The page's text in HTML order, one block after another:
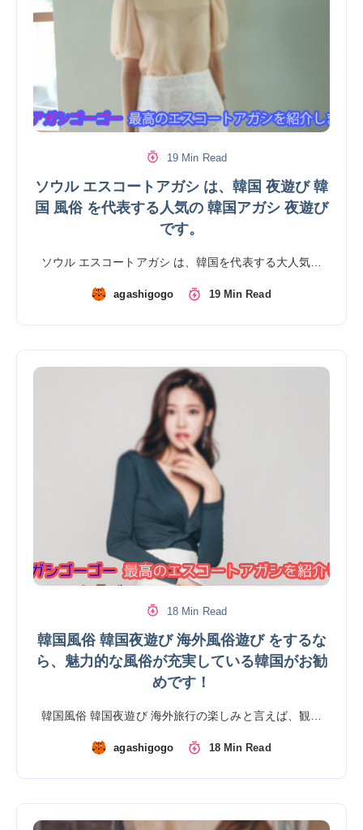
19 Min Read
ソウル エスコートアガシ は、韓国 夜遊び 韓
国 風俗 を代表する人気の 韓国アガシ 夜遊び
です。
ソウル エスコートアガシ は、韓国を代表する大人気…
agashigogo 19 Min Read
18 Min Read
韓国風俗 韓国夜遊び 海外風俗遊び をするな
ら、魅力的な風俗が充実している韓国がお勧
めです！
韓国風俗 韓国夜遊び 海外旅行の楽しみと言えば、観…
agashigogo 18 Min Read